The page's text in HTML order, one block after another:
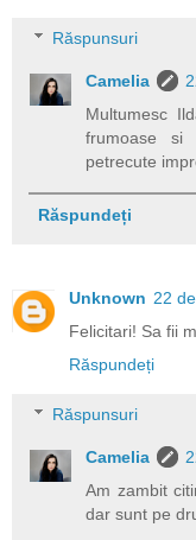
Răspunsuri
Camelia
Multumesc
frumoase si
petrecute
Răspundeți
Unknown 22
Felicitari! Sa fii
Răspundeți
Răspunsuri
Camelia
Am zambit
dar sunt pe